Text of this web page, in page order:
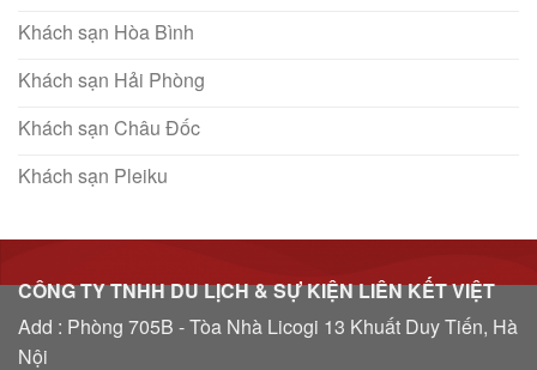
Khách sạn Hòa Bình
Khách sạn Hải Phòng
Khách sạn Châu Đốc
Khách sạn Pleiku
CÔNG TY TNHH DU LỊCH & SỰ KIỆN LIÊN KẾT VIỆT
Add : Phòng 705B - Tòa Nhà Licogi 13 Khuất Duy Tiến, Hà
Nội